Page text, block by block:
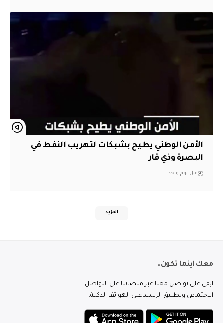
الأمن الوطني يطيح بشبكات لتهريب النفط في
البصرة وذي قار
قبل يوم واحد
المزيد
معك اينما تكون..
ابقى على تواصل معنا عبر منصاتنا على التواصل
الاجتماعي وتطبيق الرشيد على الهواتف الذكية.